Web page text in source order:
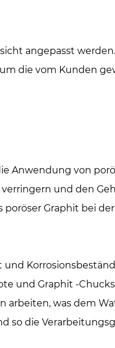
angepasst
die vom Kunden
Anwendung von
und den
Graphit bei
und Graphit -
was dem
so die